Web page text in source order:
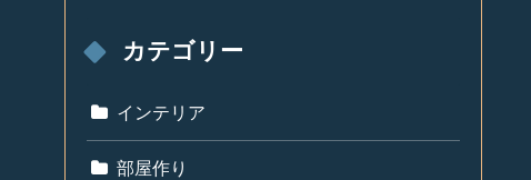
カテゴリー
インテリア
部屋作り